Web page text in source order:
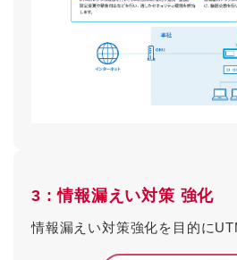
3 : 情報漏えい対策 強化
情報漏えい対策強化を目的に